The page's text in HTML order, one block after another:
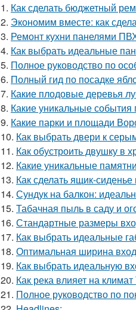
1. Как сделать бюджетный
2. Экономим вместе: как
3. Ремонт кухни панелями
4. Как выбрать идеальные
5. Полное руководство по
6. Полный гид по посадке
7. Какие плодовые деревья
8. Какие уникальные события
9. Какие парки и площади
10. Как выбрать двери к
11. Как обустроить двушку в
12. Какие уникальные
13. Как сделать ящик-
14. Сундук на балкон:
15. Табачная пыль в саду и
16. Стандартные размеры
17. Как выбрать идеальные
18. Оптимальная ширина
19. Как выбрать идеальную
20. Как река влияет на
21. Полное руководство по